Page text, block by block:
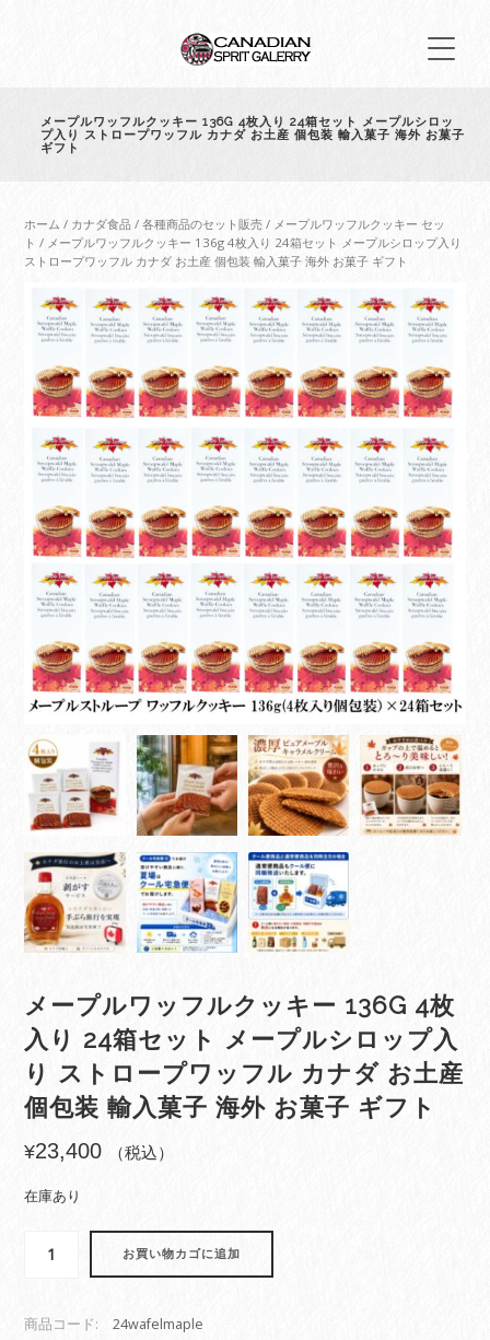
メープルワッフルクッキー 136G 4枚入り 24箱セット メープルシロッ
プ入り ストロープワッフル カナダ お土産 個包装 輸入菓子 海外 お菓子
ギフト
ホーム / カナダ食品 /各種商品のセット販売 / メープルワッフルクッキー セッ
ト / メープルワッフルクッキー 136g 4枚入り 24箱セット メープルシロップ入り
ストロープワッフル カナダ お土産 個包装 輸入菓子 海外 お菓子 ギフト
メープルワッフルクッキー 136G 4枚
入り 24箱セット メープルシロップ入
り ストロープワッフル カナダ お土産
個包装 輸入菓子 海外 お菓子 ギフト
¥23,400 （税込）
在庫あり
ワ
お買い物カゴに追加
商品コード:
24wafelmaple